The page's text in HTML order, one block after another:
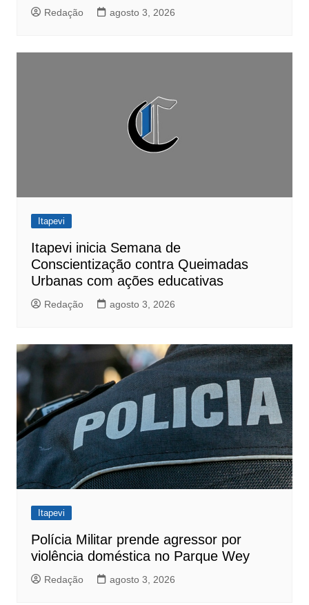
Redação agosto 3, 2026
Itapevi
Itapevi inicia Semana de
Conscientização contra Queimadas
Urbanas com ações educativas
Redação agosto 3, 2026
Itapevi
Polícia Militar prende agressor por
violência doméstica no Parque Wey
Redação agosto 3, 2026